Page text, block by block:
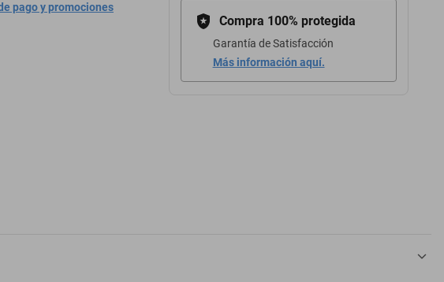
pago y promociones
Compra 100% protegida
Garantía de Satisfacción
Más información aquí.